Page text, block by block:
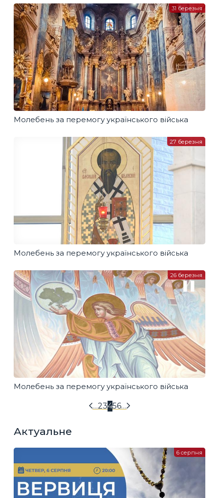
Молебень за перемогу українського війська
31 березня
Молебень за перемогу українського війська
27 березня
Молебень за перемогу українського війська
26 березня
…23456…
Актуальне
6 серпня